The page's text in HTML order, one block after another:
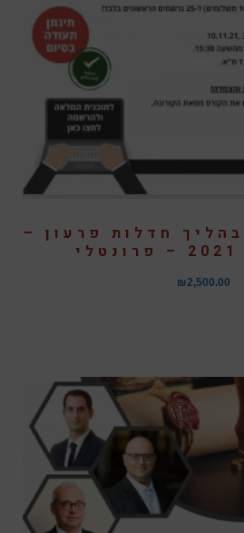
בהליך חדלות פרעון –
₪2,500.00